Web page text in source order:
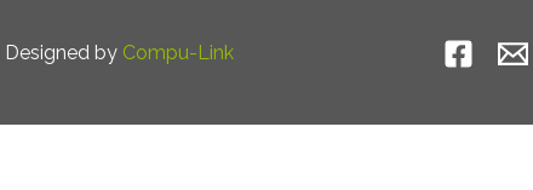
| Designed by Compu-Link